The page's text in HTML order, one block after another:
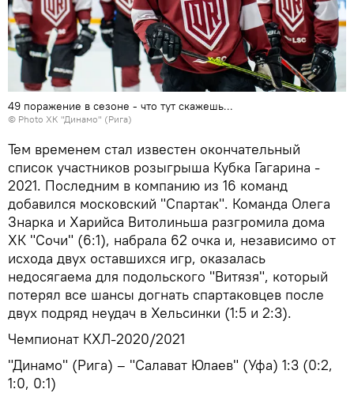
49 поражение в сезоне - что тут скажешь...
© Photo ХК "Динамо" (Рига)
Тем временем стал известен окончательный
список участников розыгрыша Кубка Гагарина -
2021. Последним в компанию из 16 команд
добавился московский "Спартак". Команда Олега
Знарка и Харийса Витолиньша разгромила дома
ХК "Сочи" (6:1), набрала 62 очка и, независимо от
исхода двух оставшихся игр, оказалась
недосягаема для подольского "Витязя", который
потерял все шансы догнать спартаковцев после
двух подряд неудач в Хельсинки (1:5 и 2:3).
Чемпионат КХЛ-2020/2021
"Динамо" (Рига) – "Салават Юлаев" (Уфа) 1:3 (0:2,
1:0, 0:1)